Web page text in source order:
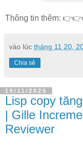
Thông tin thêm:
vào lúc tháng 11 20,
Chia sẻ
19/11/2025
Lisp copy
| Gille
Reviewer